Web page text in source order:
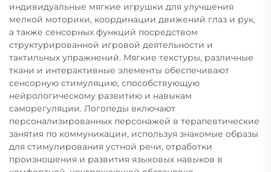
индивидуальные мягкие игрушки для улучшения
мелкой моторики, координации движений глаз и рук,
а также сенсорных функций посредством
структурированной игровой деятельности и
тактильных упражнений. Мягкие текстуры, различные
ткани и интерактивные элементы обеспечивают
сенсорную стимуляцию, способствующую
нейрологическому развитию и навыкам
саморегуляции. Логопеды включают
персонализированных персонажей в терапевтические
занятия по коммуникации, используя знакомые образы
для стимулирования устной речи, отработки
произношения и развития языковых навыков в